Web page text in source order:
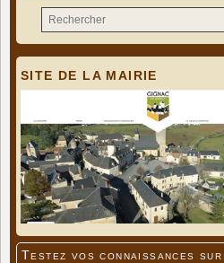
SITE DE LA MAIRIE
Testez vos connaissances